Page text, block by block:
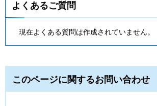
よくあるご質問
現在よくある質問は作成されていません。
このページに関するお問い合わせ